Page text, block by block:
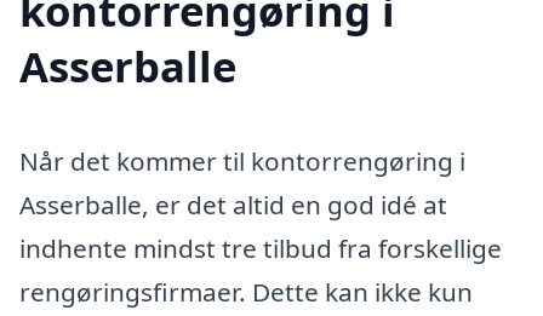
Asserballe
Når det kommer til kontorrengøring i
Asserballe, er det altid en god idé at
indhente mindst tre tilbud fra forskellige
rengøringsfirmaer. Dette kan ikke kun